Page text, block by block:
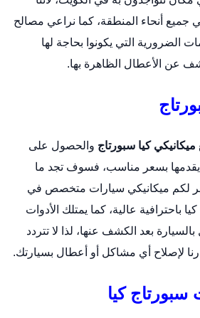
جميع أنحاء المنطقة، كما نراعي مصالح
الضرورية التي يكونوا بحاجة لها
عن الأعطال الظاهرة بها.
ميكانيكي كيا سبورتاج والحصول على
يقدمها بسعر مناسب، فسوف تجد ما
لكم ميكانيكي سيارات متخصص في
باحترافية عالية، كما يمتلك الأدوات
بعد الكشف عنها، لذا لا تتردد
لإصلاح أي مشاكل أو أعطال بسيارتك.
سبورتاج كيا